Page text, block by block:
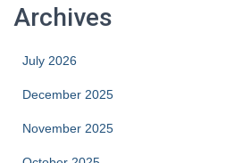
Archives
July 2026
December 2025
November 2025